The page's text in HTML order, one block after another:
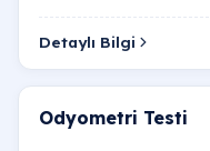
iletişim kurmayı,
Detaylı Bilgi
Odyometri Testi